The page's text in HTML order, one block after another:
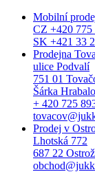
Mobilní
CZ +420 775
SK +421 33
Prodejna
ulice Podvalí
751 01
Šárka
+ 420 725
Prodej v
Lhotská 772
687 22